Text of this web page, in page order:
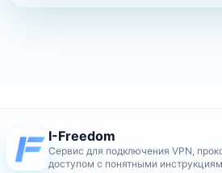
I-Freedom
Сервис для подключения VPN,
доступом с понятными